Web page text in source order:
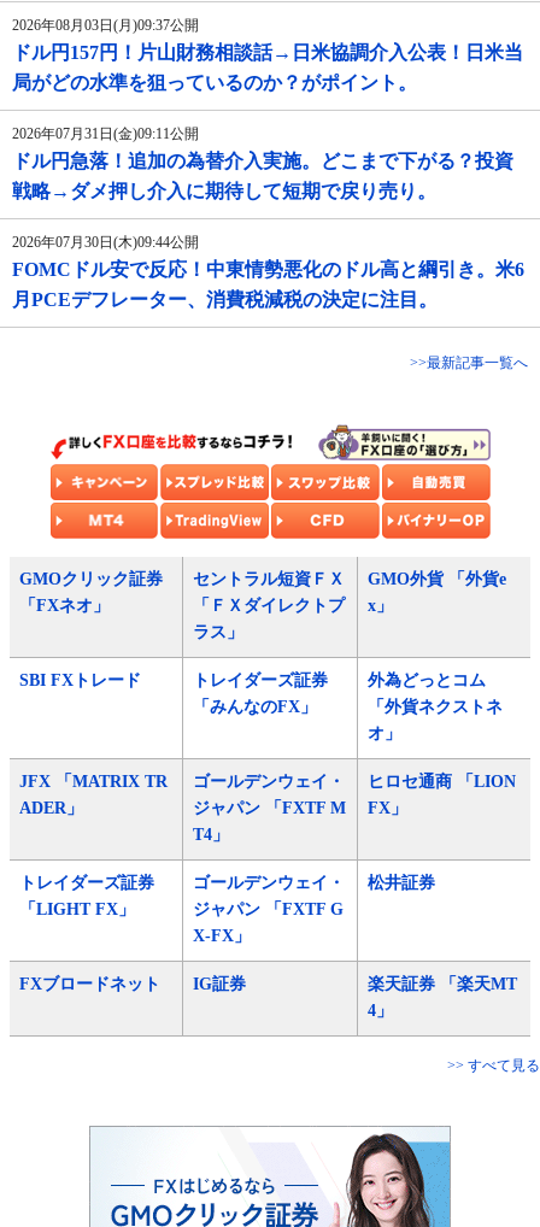
2026年08月03日(月)09:37公開
ドル円157円！片山財務相談話→日米協調介入公表！日米当
局がどの水準を狙っているのか？がポイント。
2026年07月31日(金)09:11公開
ドル円急落！追加の為替介入実施。どこまで下がる？投資
戦略→ダメ押し介入に期待して短期で戻り売り。
2026年07月30日(木)09:44公開
FOMCドル安で反応！中東情勢悪化のドル高と綱引き。米6
月PCEデフレーター、消費税減税の決定に注目。
>>最新記事一覧へ
GMOクリック証券
「FXネオ」
セントラル短資ＦＸ
「ＦＸダイレクトプ
ラス」
GMO外貨 「外貨e
x」
SBI FXトレード
トレイダーズ証券
「みんなのFX」
外為どっとコム
「外貨ネクストネ
オ」
JFX 「MATRIX TR
ADER」
ゴールデンウェイ・
ジャパン 「FXTF M
T4」
ヒロセ通商 「LION
FX」
トレイダーズ証券
「LIGHT FX」
ゴールデンウェイ・
ジャパン 「FXTF G
X-FX」
松井証券
FXブロードネット IG証券
楽天証券 「楽天MT
4」
>> すべて見る